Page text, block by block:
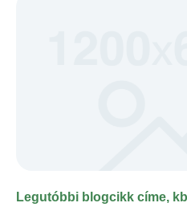
Legutóbbi blogcikk címe,